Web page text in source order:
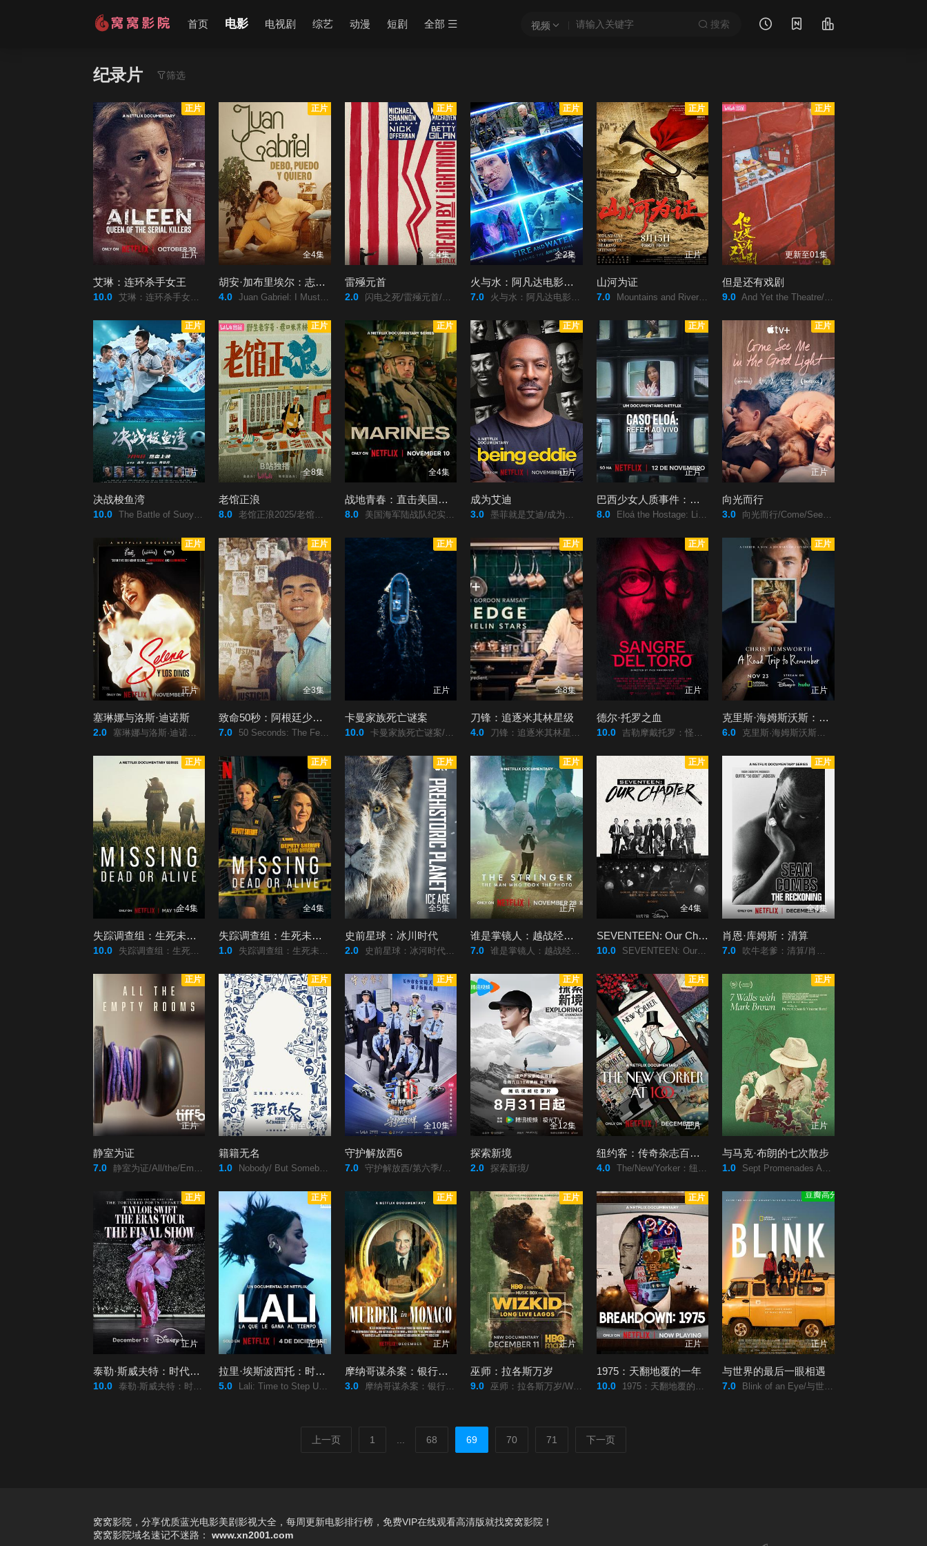
视频 搜索
首页 电影 电视剧 综艺 动漫 短剧 全部
纪录片 筛选
正片
正片
艾琳：连环杀手女王
10.0 艾琳：连环杀手女王/Aileen:/Queen/of/the/Serial/Killers2025/艾琳：连环杀手女王/Aileen:/Queen/of/the/Serial/Killers/
正片
全4集
胡安·加布里埃尔：志在必得的音乐人生
4.0 Juan Gabriel: I Must/ I Can/ I Will/胡安·加布里埃尔：志在必得的音乐人生/Juan/Gabriel:/Debo/ puedo y quiero/
正片
全4集
雷殛元首
2.0 闪电之死/雷殛元首/Death/by/Lightning/
正片
全2集
火与水：阿凡达电影制作特辑
7.0 火与水：阿凡达电影幕后/火与水：阿凡达电影制作特辑/Fire/and/Water:/Making/the/Avatar/Films/
正片
正片
山河为证
7.0 Mountains and Rivers Bearing Witness/山河为证/
正片
更新至01集
但是还有戏剧
9.0 And Yet the Theatre/但是还有戏剧/
正片
正片
决战梭鱼湾
10.0 The Battle of Suoyuwan/决战梭鱼湾/
正片
全8集
老馆正浪
8.0 老馆正浪2025/老馆正浪/
正片
全4集
战地青春：直击美国海军陆战队
8.0 美国海军陆战队纪实/战地青春：直击美国海军陆战队/Marines/
正片
正片
成为艾迪
3.0 墨菲就是艾迪/成为艾迪/Being/Eddie/
正片
正片
巴西少女人质事件：悲剧直播
8.0 Eloá the Hostage: Live on TV/巴西少女人质事件：悲剧直播/Caso/Eloá:Refém/ao/Vivo/
正片
正片
向光而行
3.0 向光而行/Come/See/Me/in/the/Good/Light2025/向光而行/Come/See/Me/in/the/Good/Light/
正片
正片
塞琳娜与洛斯·迪诺斯
2.0 塞琳娜与洛斯·迪诺斯/Selena/y/Los/Dinos2025/塞琳娜与洛斯·迪诺斯/Selena/y/Los/Dinos/
正片
全3集
致命50秒：阿根廷少年惨案
7.0 50 Seconds: The Fernando Báez Sosa Case/致命50秒：阿根廷少年惨案/50/segundos:/El/caso/Fernando/Báez/Sosa/
正片
正片
卡曼家族死亡谜案
10.0 卡曼家族死亡谜案/The/Carman/Family/Deaths2025/卡曼家族死亡谜案/The/Carman/Family/Deaths/
正片
全8集
刀锋：追逐米其林星级
4.0 刀锋：追逐米其林星级/Knife/Edge:/Chasing/Michelin/Stars2025/刀锋：追逐米其林星级/Knife/Edge:/Chasing/Michelin/Stars/
正片
正片
德尔·托罗之血
10.0 吉勒摩戴托罗：怪物的迷宫(台)/德尔·托罗之血/Sangre/del/Toro/
正片
正片
克里斯·海姆斯沃斯：与父亲的骑行之旅
6.0 克里斯·海姆斯沃斯：一次难忘的公路旅行/克里斯汉斯沃：与父亲的骑行之旅(台)/基斯咸士禾夫:/与父亲的骑行之旅(港)/克里斯·海姆斯沃斯：与父亲的骑行之旅/Chris/Hemsworth:/A/Road/Trip/to/Remember/
正片
全4集
失踪调查组：生死未卜第一季
10.0 失踪调查组：生死未卜/第一季/Missing:/Dead/or/Alive?/Season/12023/失踪调查组：生死未卜/第一季/Missing:/Dead/or/Alive?/Season/1/
正片
全4集
失踪调查组：生死未卜第二季
1.0 失踪调查组：生死未卜/第二季/Missing:/Dead/or/Alive?/Season/22025/失踪调查组：生死未卜/第二季/Missing:/Dead/or/Alive?/Season/2/
正片
全5集
史前星球：冰川时代
2.0 史前星球：冰河时代/史前星球/第三季/Prehistoric Planet Season 3/史前星球：冰川时代/Prehistoric/Planet:/Ice/Age/
正片
正片
谁是掌镜人：越战经典照片之谜
7.0 谁是掌镜人：越战经典照片之谜/The/Stringer:/The/Man/Who/Took/the/Photo2025/谁是掌镜人：越战经典照片之谜/The/Stringer:/The/Man/Who/Took/the/Photo/
正片
全4集
SEVENTEEN: Our Chapter
10.0 SEVENTEEN: Our Chapter2025/SEVENTEEN: Our Chapter/
正片
全4集
肖恩·库姆斯：清算
7.0 吹牛老爹：清算/肖恩·库姆斯：清算/Sean/Combs:/The/Reckoning/
正片
正片
静室为证
7.0 静室为证/All/the/Empty/Rooms2025/静室为证/All/the/Empty/Rooms/
正片
更新至03期
籍籍无名
1.0 Nobody/ But Somebody/籍籍无名/
正片
全10集
守护解放西6
7.0 守护解放西/第六季/守护解放西6/
正片
全12集
探索新境
2.0 探索新境/
正片
正片
纽约客：传奇杂志百年史
4.0 The/New/Yorker：纽约客百年史(台)/纽约客：传奇杂志百年史/The/New/Yorker/at/100/
正片
正片
与马克·布朗的七次散步
1.0 Sept Promenades Avec Mark Brown/7 Walks with Mark Brown/与马克·布朗的七次散步/7/promenades/avec/Mark/Brown/
正片
正片
泰勒·斯威夫特：时代巡回演唱会终场秀
10.0 泰勒·斯威夫特：时代巡回演唱会最后的演出/泰勒·斯威夫特：时代巡回演唱会最终场演出/泰勒·斯威夫特：时代巡回演唱会尾场演出/Taylor Swift - The Eras Tour - The Final Show‎/泰勒·斯威夫特：时代巡回演唱会终场秀/Taylor/Swift// The Eras Tour / The Final Show/
正片
正片
拉里·埃斯波西托：时光之歌
5.0 Lali: Time to Step Up/拉里·埃斯波西托：时光之歌/Lali:/La/que/le/gana/al/tiempo/
正片
正片
摩纳哥谋杀案：银行家死亡之谜
3.0 摩纳哥谋杀案：银行家死亡之谜/Murder/in/Monaco2025/摩纳哥谋杀案：银行家死亡之谜/Murder/in/Monaco/
正片
正片
巫师：拉各斯万岁
9.0 巫师：拉各斯万岁/Wizkid:/Long/Live/Lagos2025/巫师：拉各斯万岁/Wizkid:/Long/Live/Lagos/
正片
正片
1975：天翻地覆的一年
10.0 1975：天翻地覆的一年/Breakdown:/19752025/1975：天翻地覆的一年/Breakdown:/1975/
豆瓣高分
正片
与世界的最后一眼相遇
7.0 Blink of an Eye/与世界的最后一眼相遇/Blink/
上一页 1 68 69 70 71 下一页
窝窝影院，分享优质蓝光电影美剧影视大全，每周更新电影排行榜，免费VIP在线观看高清版就找窝窝影院！
窝窝影院域名速记不迷路： www.xn2001.com